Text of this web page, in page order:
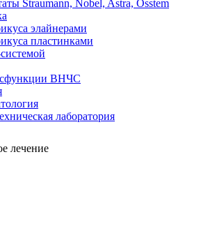
Straumann, Nobel, Astra, Osstem
элайнерами
пластинками
ВНЧС
лаборатория
лечение